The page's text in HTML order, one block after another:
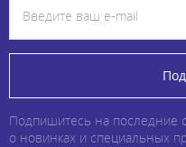
Подпишитесь на последние
о новинках и специальных